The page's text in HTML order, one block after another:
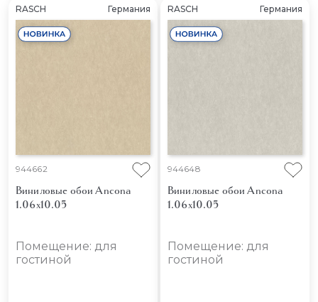
RASCH Германия
944662
Виниловые обои Ancona
1.06x10.05
Помещение: для
гостиной
RASCH Германия
944648
Виниловые обои Ancona
1.06x10.05
Помещение: для
гостиной